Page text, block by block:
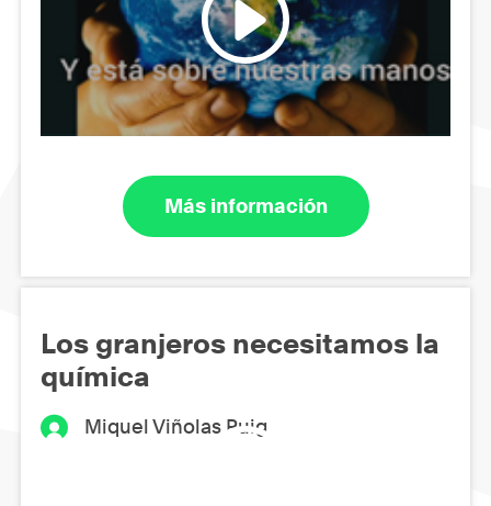
Más información
Los granjeros necesitamos la
química
Miquel Viñolas Puig